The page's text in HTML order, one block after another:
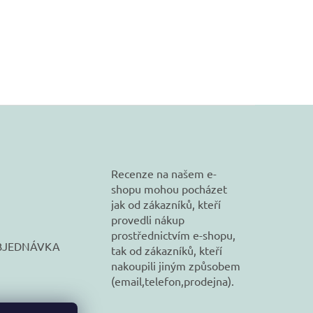
Recenze na našem e-
shopu mohou pocházet
jak od zákazníků, kteří
provedli nákup
prostřednictvím e-shopu,
tak od zákazníků, kteří
nakoupili jiným způsobem
(email,telefon,prodejna).